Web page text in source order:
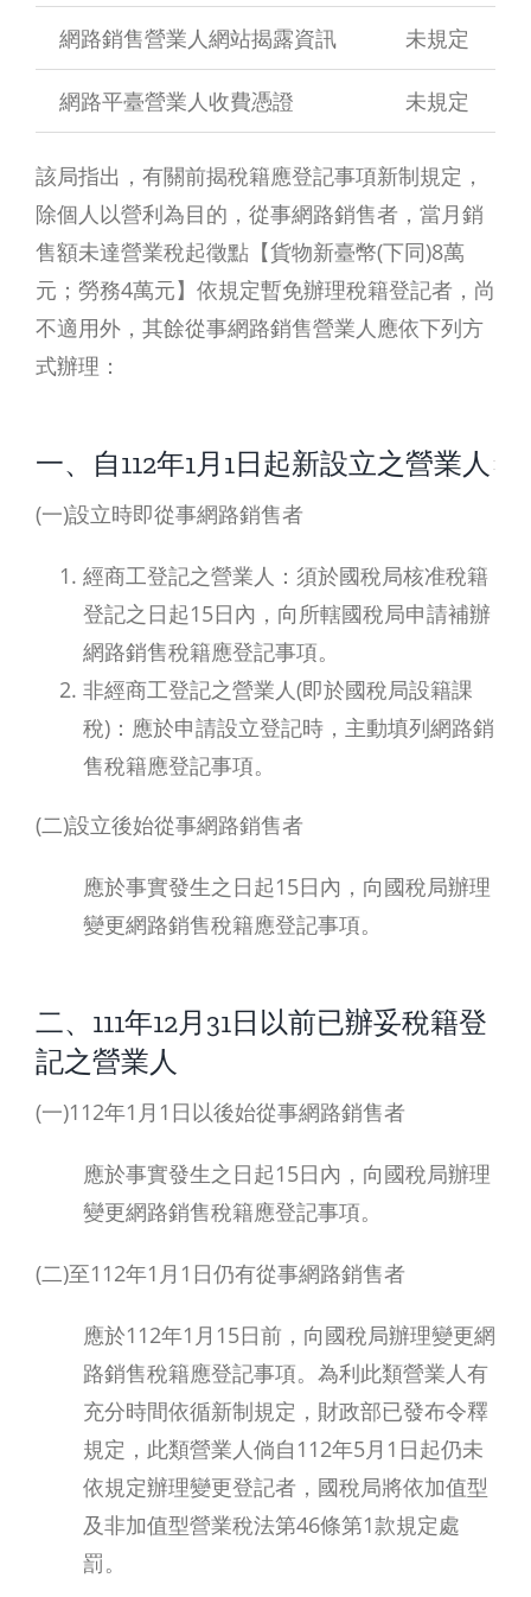
網路銷售營業人網站揭露資訊 未規定
網路平臺營業人收費憑證 未規定
該局指出，有關前揭稅籍應登記事項新制規定，
除個人以營利為目的，從事網路銷售者，當月銷
售額未達營業稅起徵點【貨物新臺幣(下同)8萬
元；勞務4萬元】依規定暫免辦理稅籍登記者，尚
不適用外，其餘從事網路銷售營業人應依下列方
式辦理：
一、自112年1月1日起新設立之營業人
(一)設立時即從事網路銷售者
經商工登記之營業人：須於國稅局核准稅籍
登記之日起15日內，向所轄國稅局申請補辦
網路銷售稅籍應登記事項。
非經商工登記之營業人(即於國稅局設籍課
稅)：應於申請設立登記時，主動填列網路銷
售稅籍應登記事項。
(二)設立後始從事網路銷售者
應於事實發生之日起15日內，向國稅局辦理
變更網路銷售稅籍應登記事項。
二、111年12月31日以前已辦妥稅籍登
記之營業人
(一)112年1月1日以後始從事網路銷售者
應於事實發生之日起15日內，向國稅局辦理
變更網路銷售稅籍應登記事項。
(二)至112年1月1日仍有從事網路銷售者
應於112年1月15日前，向國稅局辦理變更網
路銷售稅籍應登記事項。為利此類營業人有
充分時間依循新制規定，財政部已發布令釋
規定，此類營業人倘自112年5月1日起仍未
依規定辦理變更登記者，國稅局將依加值型
及非加值型營業稅法第46條第1款規定處
罰。